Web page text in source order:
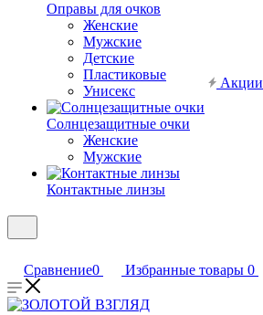
Оправы для очков
Женские
Мужские
Детские
Пластиковые
Унисекс
Солнцезащитные очки
Женские
Мужские
Контактные линзы
Акции
Сравнение0 Избранные товары 0